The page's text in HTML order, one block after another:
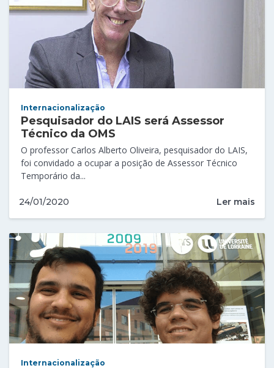
Internacionalização
Pesquisador do LAIS será Assessor
Técnico da OMS
O professor Carlos Alberto Oliveira, pesquisador do LAIS,
foi convidado a ocupar a posição de Assessor Técnico
Temporário da...
24/01/2020 Ler mais
Internacionalização